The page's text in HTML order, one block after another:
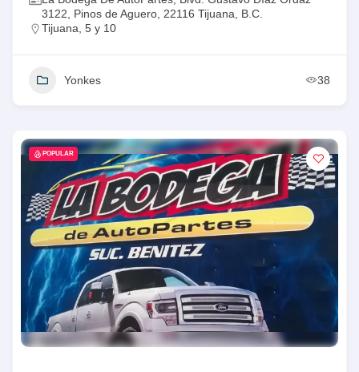
3122, Pinos de Aguero, 22116 Tijuana, B.C.
Tijuana 5 y 10
Yonkes 38
POPULAR